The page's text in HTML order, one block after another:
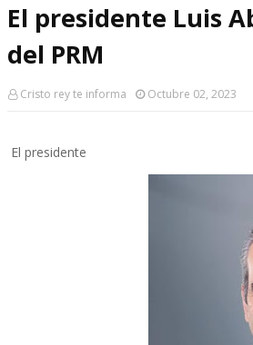
El presidente Luis
del PRM
Cristo rey te informa Octubre 02, 2023
El presidente